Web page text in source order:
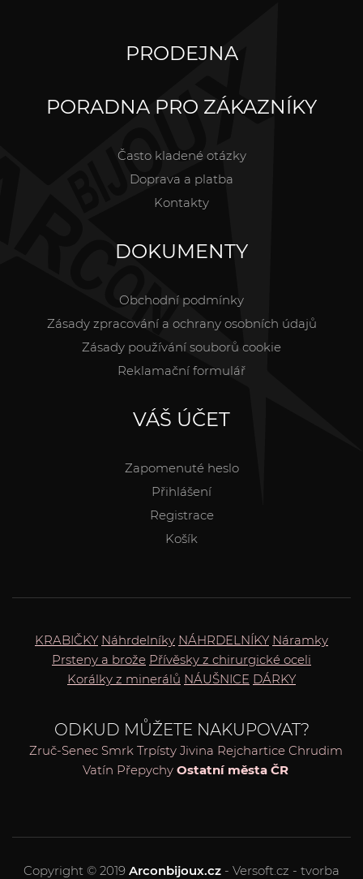
PRODEJNA
PORADNA PRO ZÁKAZNÍKY
Často kladené otázky
Doprava a platba
Kontakty
DOKUMENTY
Obchodní podmínky
Zásady zpracování a ochrany osobních údajů
Zásady používání souborů cookie
Reklamační formulář
VÁŠ ÚČET
Zapomenuté heslo
Přihlášení
Registrace
Košík
KRABIČKY Náhrdelníky NÁHRDELNÍKY Náramky
Prsteny a brože Přívěsky z chirurgické oceli
Korálky z minerálů NÁUŠNICE DÁRKY
ODKUD MŮŽETE NAKUPOVAT?
Zruč-Senec Smrk Trpísty Jivina Rejchartice Chrudim
Vatín Přepychy Ostatní města ČR
Copyright © 2019 Arconbijoux.cz - Versoft.cz - tvorba